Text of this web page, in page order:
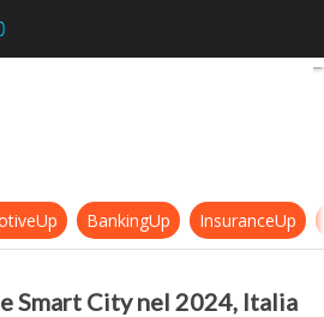
Zurigo regina delle Smart City nel
BankingUp InsuranceUp
Smart City nel 2024, Italia